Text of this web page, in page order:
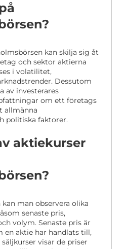
kan skilja sig åt
och sektor aktierna
i volatilitet,
Dessutom
av investerares
om ett företags
allmänna
politiska faktorer.
aktiekurser
man observera olika
senaste pris,
volym. Senaste pris är
en aktie har handlats till,
visar de priser